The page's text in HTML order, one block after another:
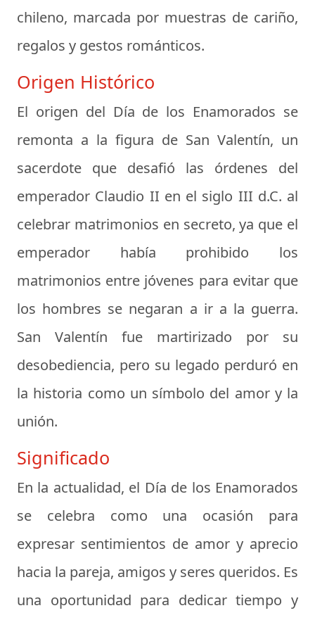
chileno, marcada por muestras de cariño,
regalos y gestos románticos.
Origen Histórico
El origen del Día de los Enamorados se
remonta a la figura de San Valentín, un
sacerdote que desafió las órdenes del
emperador Claudio II en el siglo III d.C. al
celebrar matrimonios en secreto, ya que el
emperador había prohibido los
matrimonios entre jóvenes para evitar que
los hombres se negaran a ir a la guerra.
San Valentín fue martirizado por su
desobediencia, pero su legado perduró en
la historia como un símbolo del amor y la
unión.
Significado
En la actualidad, el Día de los Enamorados
se celebra como una ocasión para
expresar sentimientos de amor y aprecio
hacia la pareja, amigos y seres queridos. Es
una oportunidad para dedicar tiempo y